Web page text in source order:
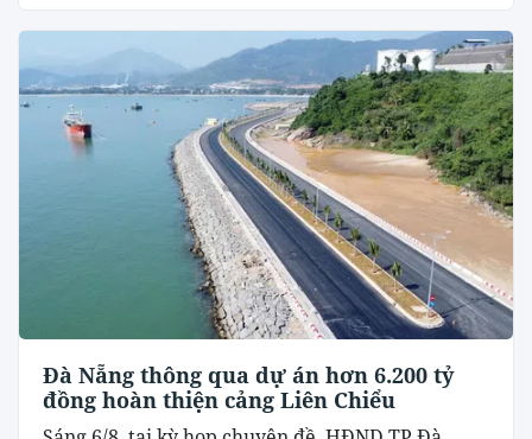
Đà Nẵng thông qua dự án hơn 6.200 tỷ
đồng hoàn thiện cảng Liên Chiểu